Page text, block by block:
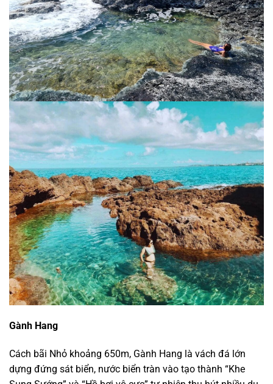
Gành Hang
Cách bãi Nhỏ khoảng 650m, Gành Hang là vách đá lớn
dựng đứng sát biển, nước biển tràn vào tạo thành “Khe